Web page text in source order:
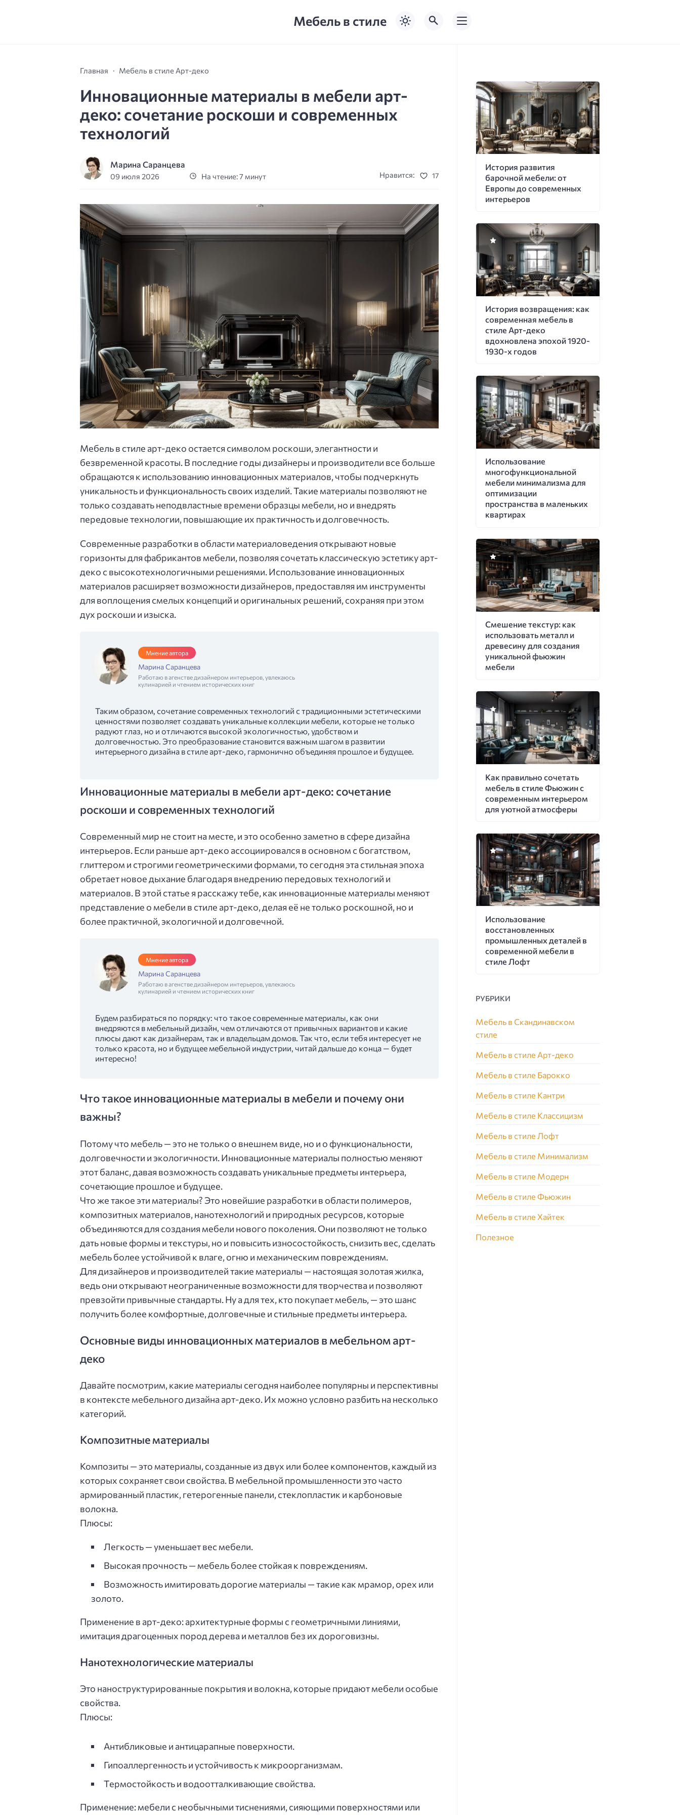
Мебель в стиле
Главная Мебель в стиле Арт-деко
Инновационные материалы в мебели арт-
деко: сочетание роскоши и современных
технологий
Марина Саранцева
09 июля 2026 На чтение: 7 минут Нравится: 17
Мебель в стиле арт-деко остается символом роскоши, элегантности и
безвременной красоты. В последние годы дизайнеры и производители все больше
обращаются к использованию инновационных материалов, чтобы подчеркнуть
уникальность и функциональность своих изделий. Такие материалы позволяют не
только создавать неподвластные времени образцы мебели, но и внедрять
передовые технологии, повышающие их практичность и долговечность.
Современные разработки в области материаловедения открывают новые
горизонты для фабрикантов мебели, позволяя сочетать классическую эстетику арт-
деко с высокотехнологичными решениями. Использование инновационных
материалов расширяет возможности дизайнеров, предоставляя им инструменты
для воплощения смелых концепций и оригинальных решений, сохраняя при этом
дух роскоши и изыска.
Мнение автора
Марина Саранцева
Работаю в агенстве дизайнером интерьеров, увлекаюсь
кулинарией и чтением исторических книг
Таким образом, сочетание современных технологий с традиционными эстетическими
ценностями позволяет создавать уникальные коллекции мебели, которые не только
радуют глаз, но и отличаются высокой экологичностью, удобством и
долговечностью. Это преобразование становится важным шагом в развитии
интерьерного дизайна в стиле арт-деко, гармонично объединяя прошлое и будущее.
Инновационные материалы в мебели арт-деко: сочетание
роскоши и современных технологий
Современный мир не стоит на месте, и это особенно заметно в сфере дизайна
интерьеров. Если раньше арт-деко ассоциировался в основном с богатством,
глиттером и строгими геометрическими формами, то сегодня эта стильная эпоха
обретает новое дыхание благодаря внедрению передовых технологий и
материалов. В этой статье я расскажу тебе, как инновационные материалы меняют
представление о мебели в стиле арт-деко, делая её не только роскошной, но и
более практичной, экологичной и долговечной.
Мнение автора
Марина Саранцева
Работаю в агенстве дизайнером интерьеров, увлекаюсь
кулинарией и чтением исторических книг
Будем разбираться по порядку: что такое современные материалы, как они
внедряются в мебельный дизайн, чем отличаются от привычных вариантов и какие
плюсы дают как дизайнерам, так и владельцам домов. Так что, если тебя интересует не
только красота, но и будущее мебельной индустрии, читай дальше до конца — будет
интересно!
Что такое инновационные материалы в мебели и почему они
важны?
Потому что мебель — это не только о внешнем виде, но и о функциональности,
долговечности и экологичности. Инновационные материалы полностью меняют
этот баланс, давая возможность создавать уникальные предметы интерьера,
сочетающие прошлое и будущее.
Что же такое эти материалы? Это новейшие разработки в области полимеров,
композитных материалов, нанотехнологий и природных ресурсов, которые
объединяются для создания мебели нового поколения. Они позволяют не только
дать новые формы и текстуры, но и повысить износостойкость, снизить вес, сделать
мебель более устойчивой к влаге, огню и механическим повреждениям.
Для дизайнеров и производителей такие материалы — настоящая золотая жилка,
ведь они открывают неограниченные возможности для творчества и позволяют
превзойти привычные стандарты. Ну а для тех, кто покупает мебель, — это шанс
получить более комфортные, долговечные и стильные предметы интерьера.
Основные виды инновационных материалов в мебельном арт-
деко
Давайте посмотрим, какие материалы сегодня наиболее популярны и перспективны
в контексте мебельного дизайна арт-деко. Их можно условно разбить на несколько
категорий.
Композитные материалы
Композиты — это материалы, созданные из двух или более компонентов, каждый из
которых сохраняет свои свойства. В мебельной промышленности это часто
армированный пластик, гетерогенные панели, стеклопластик и карбоновые
волокна.
Плюсы:
Легкость — уменьшает вес мебели.
Высокая прочность — мебель более стойкая к повреждениям.
Возможность имитировать дорогие материалы — такие как мрамор, орех или
золото.
Применение в арт-деко: архитектурные формы с геометричными линиями,
имитация драгоценных пород дерева и металлов без их дороговизны.
Нанотехнологические материалы
Это наноструктурированные покрытия и волокна, которые придают мебели особые
свойства.
Плюсы:
Антибликовые и антицарапные поверхности.
Гипоаллергенность и устойчивость к микроорганизмам.
Термостойкость и водоотталкивающие свойства.
Применение: мебели с необычными тиснениями, сияющими поверхностями или
История развития
барочной мебели: от
Европы до современных
интерьеров
История возвращения: как
современная мебель в
стиле Арт-деко
вдохновлена эпохой 1920-
1930-х годов
Использование
многофункциональной
мебели минимализма для
оптимизации
пространства в маленьких
квартирах
Смешение текстур: как
использовать металл и
древесину для создания
уникальной фьюжин
мебели
Как правильно сочетать
мебель в стиле Фьюжин с
современным интерьером
для уютной атмосферы
Использование
восстановленных
промышленных деталей в
современной мебели в
стиле Лофт
РУБРИКИ
Мебель в Скандинавском
стиле
Мебель в стиле Арт-деко
Мебель в стиле Барокко
Мебель в стиле Кантри
Мебель в стиле Классицизм
Мебель в стиле Лофт
Мебель в стиле Минимализм
Мебель в стиле Модерн
Мебель в стиле Фьюжин
Мебель в стиле Хайтек
Полезное